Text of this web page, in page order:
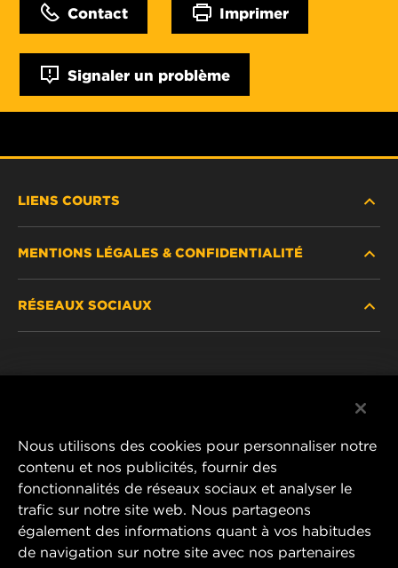
Contact Imprimer
Signaler un problème
LIENS COURTS
OÙ ACHETER
MENTIONS LÉGALES & CONFIDENTIALITÉ
RÉSEAUX SOCIAUX
MANN+HUMMEL FT Poland
ul. Wrocławska 145,
63-800 GOSTYŃ, POLAND
Nous utilisons des cookies pour personnaliser notre
contenu et nos publicités, fournir des
fonctionnalités de réseaux sociaux et analyser le
trafic sur notre site web. Nous partageons
également des informations quant à vos habitudes
de navigation sur notre site avec nos partenaires